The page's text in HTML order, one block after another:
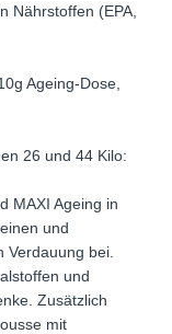
Nährstoffen (EPA,
Ageing-Dose,
26 und 44 Kilo:
MAXI Ageing in
und
bei.
und
Zusätzlich
mit